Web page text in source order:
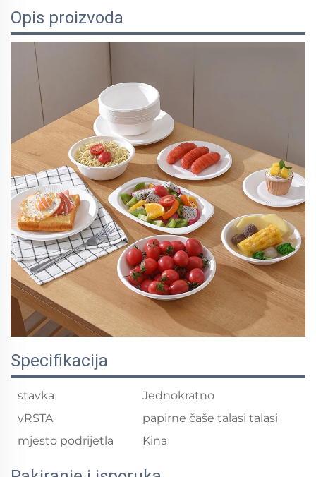
Opis proizvoda
Specifikacija
stavka
Jednokratno
vRSTA
papirne čaše talasi talasi
mjesto podrijetla
Kina